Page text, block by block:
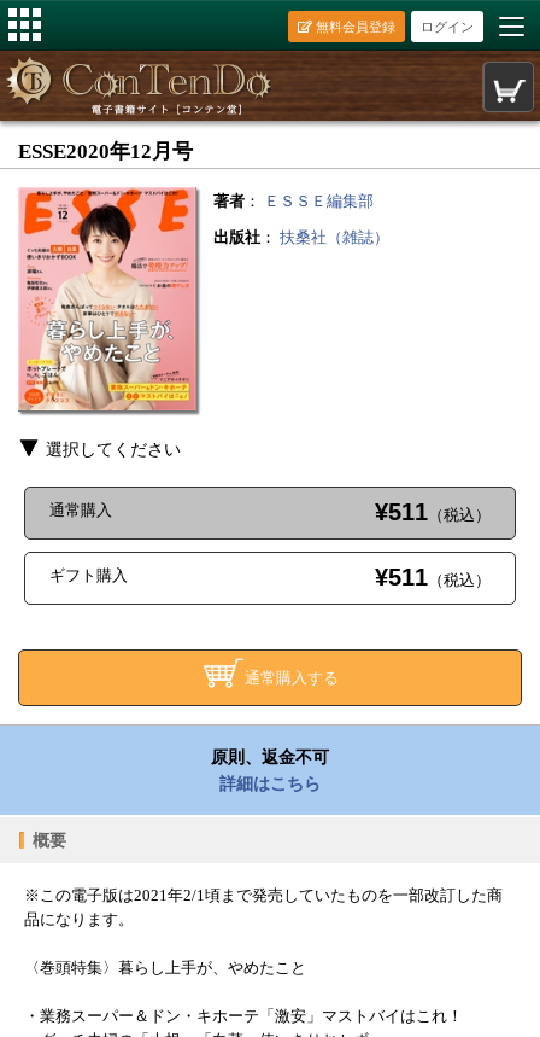
ログイン
無料会員登録
ESSE2020年12月号
著者 ：
ＥＳＳＥ編集部
出版社 ： 扶桑社（雑誌）
選択してください
通常購入 ¥511 （税込）
ギフト購入 ¥511 （税込）
通常購入する
原則、返金不可
詳細はこちら
概要
※この電子版は2021年2/1頃まで発売していたものを一部改訂した商
品になります。
〈巻頭特集〉暮らし上手が、やめたこと
・業務スーパー＆ドン・キホーテ「激安」マストバイはこれ！